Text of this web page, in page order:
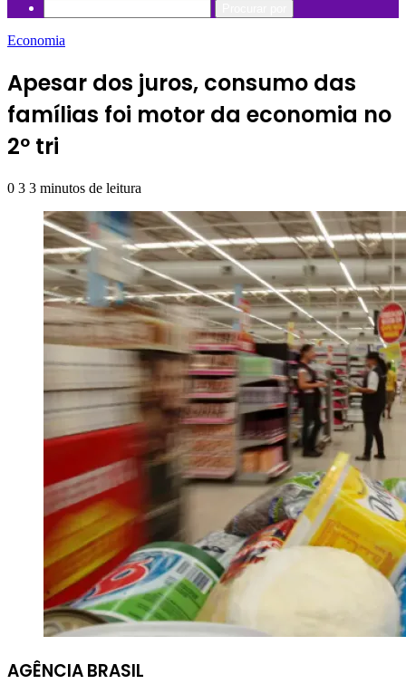
Economia
Apesar dos juros, consumo das
famílias foi motor da economia no
2º tri
0 3 3 minutos de leitura
AGÊNCIA BRASIL